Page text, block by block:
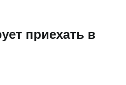
приехать в